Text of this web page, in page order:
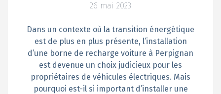
26 mai 2023
Dans un contexte où la transition énergétique
est de plus en plus présente, l’installation
d’une borne de recharge voiture à Perpignan
est devenue un choix judicieux pour les
propriétaires de véhicules électriques. Mais
pourquoi est-il si important d’installer une